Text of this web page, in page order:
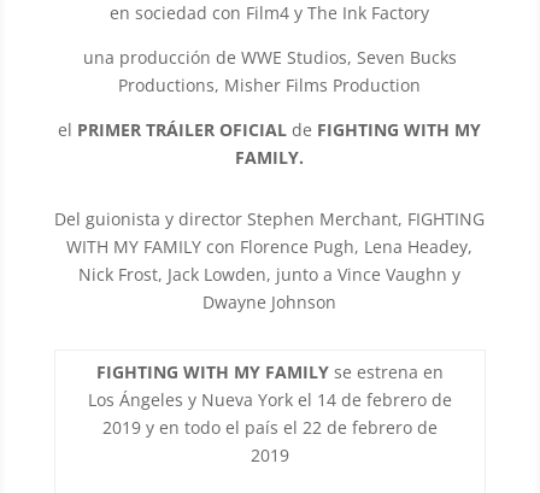
en sociedad con Film4 y The Ink Factory
una producción de WWE Studios, Seven Bucks
Productions, Misher Films Production
el PRIMER TRÁILER OFICIAL de FIGHTING WITH MY
FAMILY.
Del guionista y director Stephen Merchant, FIGHTING
WITH MY FAMILY con Florence Pugh, Lena Headey,
Nick Frost, Jack Lowden, junto a Vince Vaughn y
Dwayne Johnson
FIGHTING WITH MY FAMILYse estrena en
Los Ángeles y Nueva York el 14 de febrero de
2019 y en todo el país el 22 de febrero de
2019